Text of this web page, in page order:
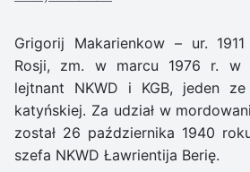
Grigorij Makarienkow – ur.
Rosji, zm. w marcu 1976 r. w
lejtnant NKWD i KGB, jeden
katyńskiej. Za udział w
został 26 października 1940
szefa NKWD Ławrientija Berię.